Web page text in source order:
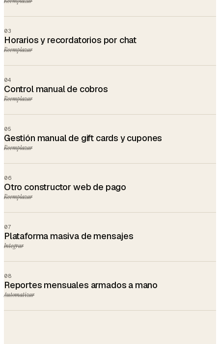
03
Horarios y recordatorios por chat
Reemplazar
04
Control manual de cobros
Reemplazar
05
Gestión manual de gift cards y cupones
Reemplazar
06
Otro constructor web de pago
Reemplazar
07
Plataforma masiva de mensajes
Integrar
08
Reportes mensuales armados a mano
Automatizar